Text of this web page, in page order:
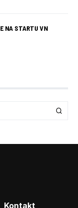
NA STARTU VN
Kontakt